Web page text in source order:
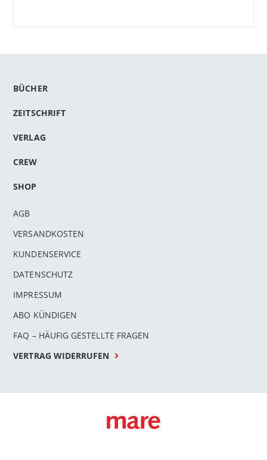
BÜCHER
ZEITSCHRIFT
VERLAG
CREW
SHOP
AGB
VERSANDKOSTEN
KUNDENSERVICE
DATENSCHUTZ
IMPRESSUM
ABO KÜNDIGEN
FAQ – HÄUFIG GESTELLTE FRAGEN
VERTRAG WIDERRUFEN